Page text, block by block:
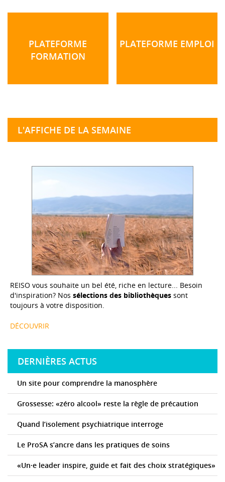
PLATEFORME
FORMATION
PLATEFORME EMPLOI
L'AFFICHE DE LA SEMAINE
REISO vous souhaite un bel été, riche en lecture... Besoin
d'inspiration? Nos sélections des bibliothèques sont
toujours à votre disposition.
DÉCOUVRIR
DERNIÈRES ACTUS
Un site pour comprendre la manosphère
Grossesse: «zéro alcool» reste la règle de précaution
Quand l’isolement psychiatrique interroge
Le ProSA s’ancre dans les pratiques de soins
«Un·e leader inspire, guide et fait des choix stratégiques»